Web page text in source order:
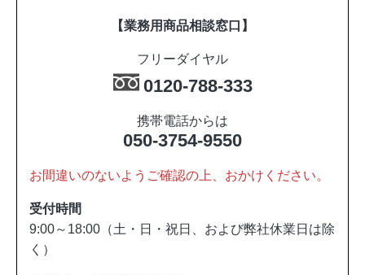
【業務用商品相談窓口】
フリーダイヤル
0120-788-333
携帯電話からは
050-3754-9550
お間違いのないようご確認の上、おかけください。
受付時間
9:00～18:00（土・日・祝日、および弊社休業日は除
く）